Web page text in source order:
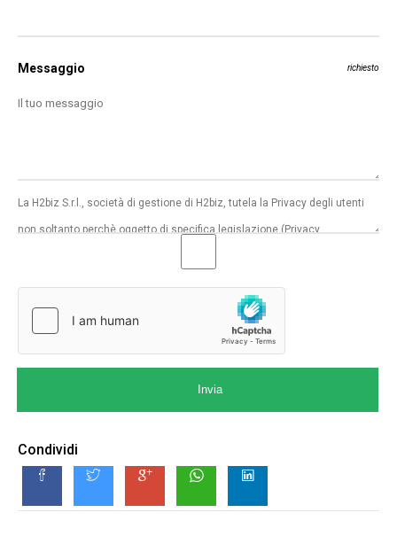
Messaggio richiesto
Invia
Condividi